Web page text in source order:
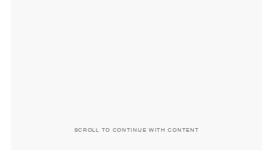
SCROLL TO CONTINUE WITH CONTENT